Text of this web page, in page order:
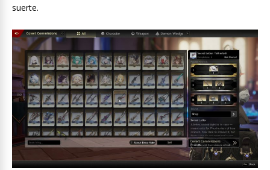
suerte.